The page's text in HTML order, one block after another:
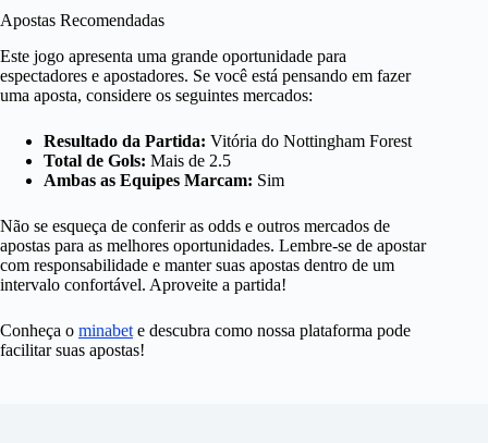
Apostas Recomendadas
Este jogo apresenta uma grande oportunidade para
espectadores e apostadores. Se você está pensando em fazer
uma aposta, considere os seguintes mercados:
Resultado da Partida: Vitória do Nottingham Forest
Total de Gols: Mais de 2.5
Ambas as Equipes Marcam: Sim
Não se esqueça de conferir as odds e outros mercados de
apostas para as melhores oportunidades. Lembre-se de apostar
com responsabilidade e manter suas apostas dentro de um
intervalo confortável. Aproveite a partida!
Conheça o minabet e descubra como nossa plataforma pode
facilitar suas apostas!